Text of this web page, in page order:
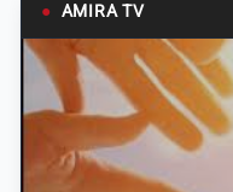
● AMIRA TV